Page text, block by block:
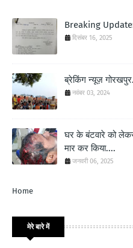
Breaking
दिसंबर 16, 2025
ब्रेकिंग न्यूज़
नवंबर 03, 2024
घर के बंटवारे को
मार कर किया....
जनवरी 06, 2025
Home
मेरे बारे में